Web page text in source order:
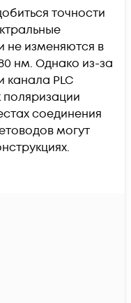
точности
не изменяются в
нм. Однако из-за
канала PLC
поляризации
соединения
могут